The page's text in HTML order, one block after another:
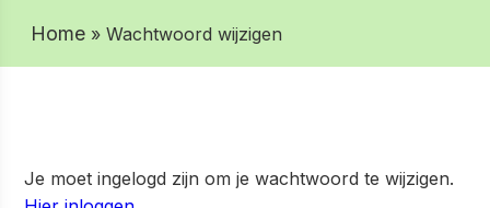
Home » Wachtwoord wijzigen
Je moet ingelogd zijn om je wachtwoord te wijzigen.